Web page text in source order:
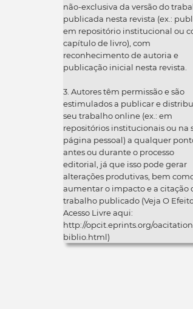
não-exclusiva da versão do
publicada nesta revista (ex.:
em repositório institucional ou
capítulo de livro), com
reconhecimento de autoria e
publicação inicial nesta revista.
3. Autores têm permissão e são
estimulados a publicar e
seu trabalho online (ex.: em
repositórios institucionais ou na
página pessoal) a qualquer
antes ou durante o processo
editorial, já que isso pode gerar
alterações produtivas, bem
aumentar o impacto e a citação
trabalho publicado (Veja O
Acesso Livre aqui:
http://opcit.eprints.org/
biblio.html)